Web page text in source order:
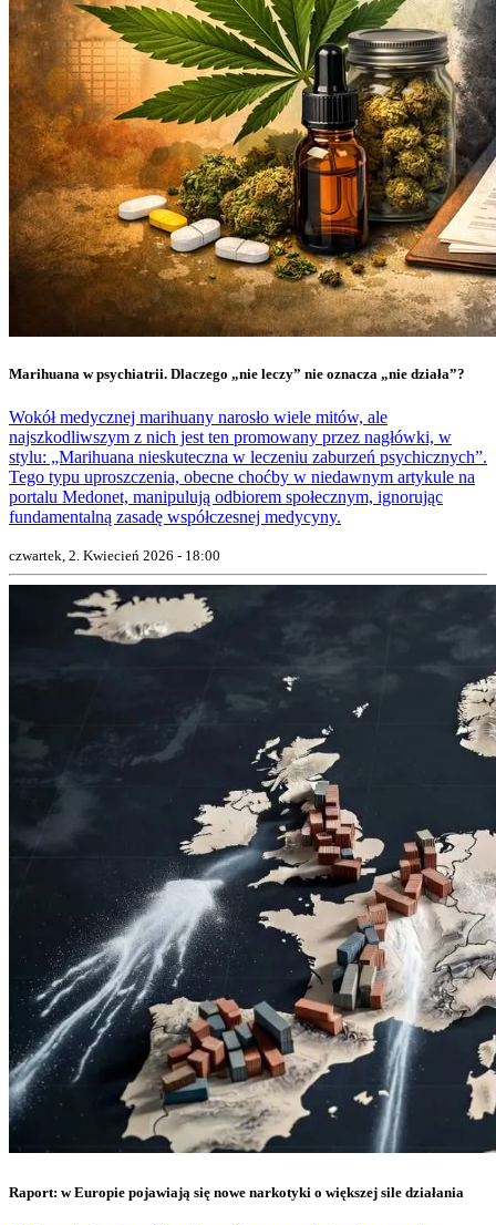
Marihuana w psychiatrii. Dlaczego „nie leczy” nie oznacza „nie działa”?
Wokół medycznej marihuany narosło wiele mitów, ale
najszkodliwszym z nich jest ten promowany przez nagłówki, w
stylu: „Marihuana nieskuteczna w leczeniu zaburzeń psychicznych”.
Tego typu uproszczenia, obecne choćby w niedawnym artykule na
portalu Medonet, manipulują odbiorem społecznym, ignorując
fundamentalną zasadę współczesnej medycyny.
czwartek, 2. Kwiecień 2026 - 18:00
Raport: w Europie pojawiają się nowe narkotyki o większej sile działania